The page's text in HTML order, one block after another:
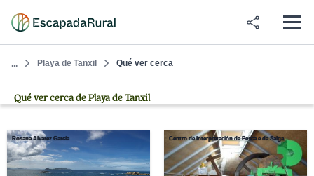
... Playa de Tanxil Qué ver cerca
Qué ver cerca de Playa de Tanxil
Rosana Alvarez García Centro de Interpretación da Pesca e da Salga